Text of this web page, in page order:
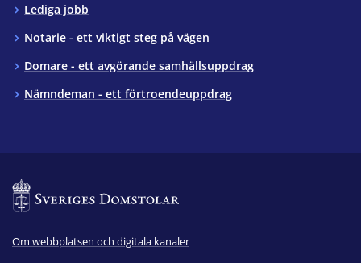
Lediga jobb
Notarie - ett viktigt steg på vägen
Domare - ett avgörande samhällsuppdrag
Nämndeman - ett förtroendeuppdrag
Om webbplatsen och digitala kanaler